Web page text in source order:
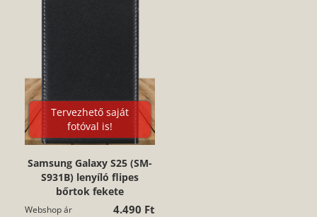
Tervezhető saját
fotóval is!
Samsung Galaxy S25 (SM-
S931B) lenyíló flipes
bőrtok fekete
Webshop ár 4.490 Ft